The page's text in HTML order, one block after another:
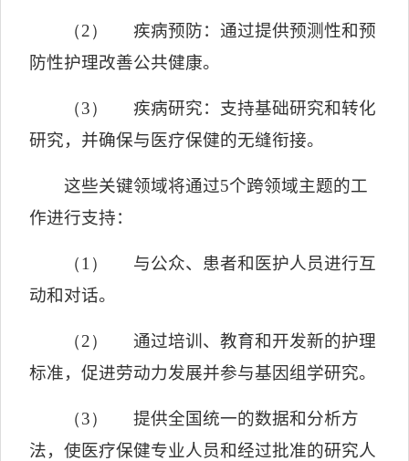
（2）
疾病预防：通过提供预测性和预
防性护理改善公共健康。
（3）
疾病研究：支持基础研究和转化
研究，并确保与医疗保健的无缝衔接。
这些关键领域将通过5个跨领域主题的工
作进行支持：
（1）
与公众、患者和医护人员进行互
动和对话。
（2）
通过培训、教育和开发新的护理
标准，促进劳动力发展并参与基因组学研究。
（3）
提供全国统一的数据和分析方
法，使医疗保健专业人员和经过批准的研究人